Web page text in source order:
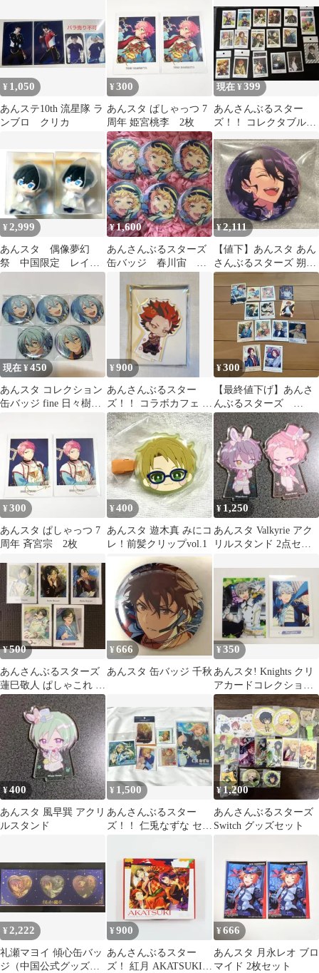
¥ 1,050
あんステ10th 流星隊 ラ
ンブロ クリカ
¥300
あんスタ ぱしゃっつ 7
周年 姫宮桃李 2枚
現在 ¥399
あんさんぶるスター
ズ！！ コレクタブルカ
¥ 2,999
あんスタ 偶像夢幻
祭 中国限定 レイン
コート ぬいぐるみ
¥1,600
あんさんぶるスターズ
缶バッジ 春川宙 ⚠️
ます。
¥2,111
【値下】あんスタ あん
さんぶるスターズ 朔間
零 イベコレ缶 Casual
現在 ¥450
あんスタ コレクション
缶バッジ fine 日々樹渉
¥900
あんさんぶるスター
ズ！！ コラボカフェ ア
クリルスタンド 鬼龍紅
郎
¥300
【最終値下げ】あんさ
んぶるスターズ
Trickstar カードまとめ
売り
¥300
あんスタ ぱしゃっつ 7
周年 斉宮宗 2枚
¥400
あんスタ 遊木真 みにコ
レ！前髪クリップvol.1
¥1,250
あんスタ Valkyrie アク
リルスタンド 2点セッ
¥500
あんさんぶるスターズ
蓮巳敬人 ぱしゃこれ ま
とめ売り
¥666
あんスタ 缶バッジ 千秋
¥350
あんスタ! Knights クリ
アカードコレクション
10 瀬名泉 2枚セット
¥400
あんスタ 風早巽 アクリ
ルスタンド
¥ 1,500
あんさんぶるスター
ズ！！ 仁兎なずな セッ
¥1,200
あんさんぶるスターズ
Switch グッズセット
¥ 2,222
礼瀬マヨイ 傾心缶バッ
ジ（中国公式グッズ）
¥900
あんさんぶるスター
ズ！ 紅月 AKATSUKI
¥666
あんスタ 月永レオ ブロ
マイド 2枚セット